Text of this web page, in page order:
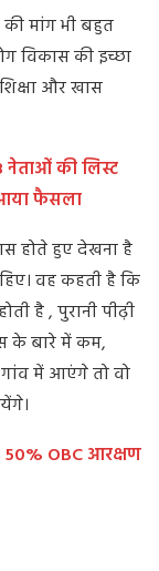
की मांग भी बहुत
विकास की इच्छा
और खास
नेताओं की लिस्ट
आया फैसला
होते हुए देखना है
वह कहती है कि
है , पुरानी पीढ़ी
के बारे में कम,
में आएंगे तो वो
OBC आरक्षण